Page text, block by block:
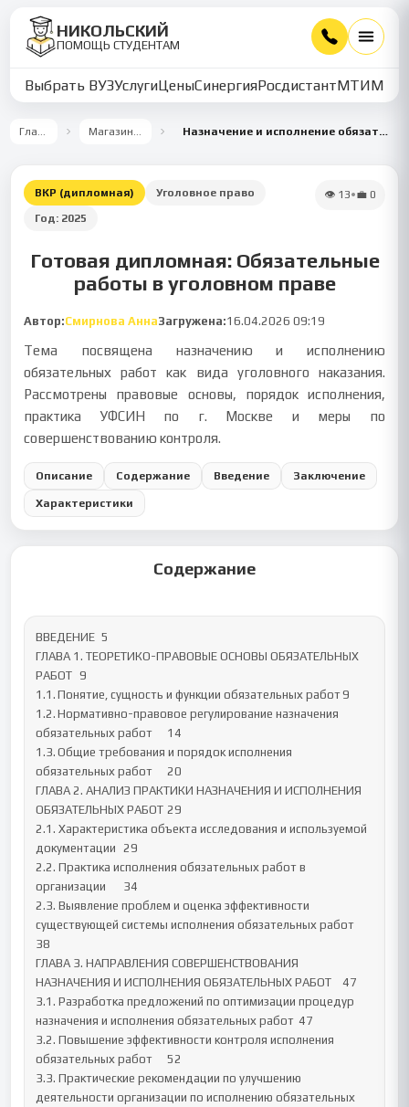
НИКОЛЬСКИЙ
ПОМОЩЬ СТУДЕНТАМ
Выбрать ВУЗУслугиЦеныСинергияРосдистантМТИММУ
Главная Магазин работ Назначение и исполнение обязательных работ
ВКР (дипломная)
Уголовное право
Год: 2025
👁 13•💼 0
Готовая дипломная: Обязательные
работы в уголовном праве
Автор:Смирнова АннаЗагружена:16.04.2026 09:19
Тема посвящена назначению и исполнению
обязательных работ как вида уголовного наказания.
Рассмотрены правовые основы, порядок исполнения,
практика УФСИН по г. Москве и меры по
совершенствованию контроля.
Описание Содержание Введение Заключение
Характеристики
Содержание
ВВЕДЕНИЕ	5
ГЛАВА 1. ТЕОРЕТИКО-ПРАВОВЫЕ ОСНОВЫ ОБЯЗАТЕЛЬНЫХ
РАБОТ	9
1.1.	Понятие, сущность и функции обязательных работ	9
1.2.	Нормативно-правовое регулирование назначения
обязательных работ	14
1.3.	Общие требования и порядок исполнения
обязательных работ	20
ГЛАВА 2. АНАЛИЗ ПРАКТИКИ НАЗНАЧЕНИЯ И ИСПОЛНЕНИЯ
ОБЯЗАТЕЛЬНЫХ РАБОТ	29
2.1. Характеристика объекта исследования и используемой
документации	29
2.2. Практика исполнения обязательных работ в
организации	34
2.3. Выявление проблем и оценка эффективности
существующей системы исполнения обязательных работ
38
ГЛАВА 3. НАПРАВЛЕНИЯ СОВЕРШЕНСТВОВАНИЯ
НАЗНАЧЕНИЯ И ИСПОЛНЕНИЯ ОБЯЗАТЕЛЬНЫХ РАБОТ	47
3.1. Разработка предложений по оптимизации процедур
назначения и исполнения обязательных работ	47
3.2. Повышение эффективности контроля исполнения
обязательных работ	52
3.3. Практические рекомендации по улучшению
деятельности организации по исполнению обязательных